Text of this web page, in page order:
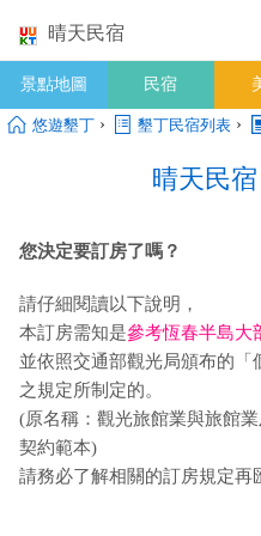
晴天民宿
景點地圖 民宿
悠遊墾丁 › 墾丁民宿列表 ›
晴天民
您決定要訂房了嗎？
請仔細閱讀以下說明，
本訂房需知是參考恆春半島大
並依照交通部觀光局頒布的「
之規定所制定的。
(原名稱：觀光旅館業與旅館
契約範本)
請務必了解相關的訂房規定再